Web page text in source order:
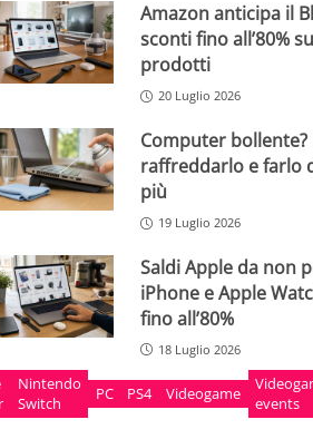
Xbox
One
Nintendo
Switch
PC PS4 Videogame
events
Amazon anticipa il
sconti fino all’80%
prodotti
20 Luglio 2026
Computer
raffreddarlo e farlo
più
19 Luglio 2026
Saldi Apple da non
iPhone e Apple
fino all’80%
18 Luglio 2026